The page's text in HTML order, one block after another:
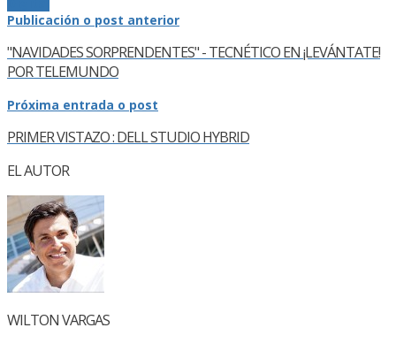
Publicación o post anterior
"NAVIDADES SORPRENDENTES" - TECNÉTICO EN ¡LEVÁNTATE!
POR TELEMUNDO
Próxima entrada o post
PRIMER VISTAZO : DELL STUDIO HYBRID
EL AUTOR
WILTON VARGAS